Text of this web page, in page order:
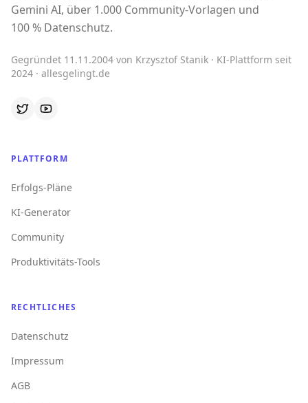
Gemini AI, über 1.000 Community-Vorlagen und
100 % Datenschutz.
Gegründet 11.11.2004 von Krzysztof Stanik · KI-Plattform seit
2024 · allesgelingt.de
PLATTFORM
Erfolgs-Pläne
KI-Generator
Community
Produktivitäts-Tools
RECHTLICHES
Datenschutz
Impressum
AGB